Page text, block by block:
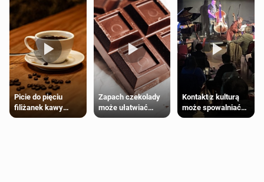
Picie do pięciu
filiżanek kawy
dziennie jest
Zapach czekolady
może ułatwiać
trening siłowy
Kontakt z kulturą
może spowalniać
starzenie